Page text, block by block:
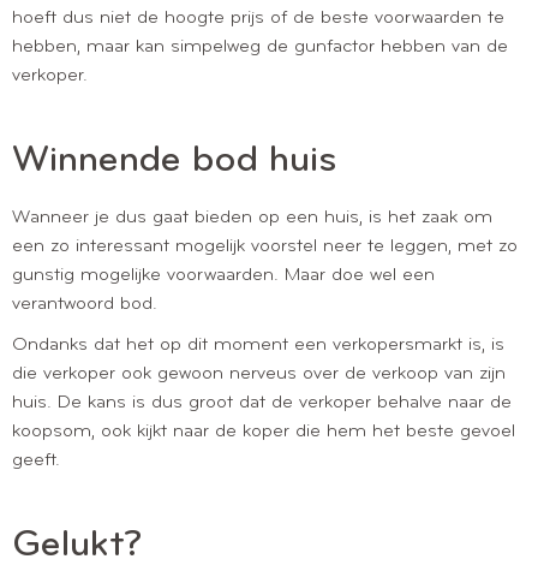
hoeft dus niet de hoogte prijs of de beste voorwaarden te
hebben, maar kan simpelweg de gunfactor hebben van de
verkoper.
Winnende bod huis
Wanneer je dus gaat bieden op een huis, is het zaak om
een zo interessant mogelijk voorstel neer te leggen, met zo
gunstig mogelijke voorwaarden. Maar doe wel een
verantwoord bod.
Ondanks dat het op dit moment een verkopersmarkt is, is
die verkoper ook gewoon nerveus over de verkoop van zijn
huis. De kans is dus groot dat de verkoper behalve naar de
koopsom, ook kijkt naar de koper die hem het beste gevoel
geeft.
Gelukt?